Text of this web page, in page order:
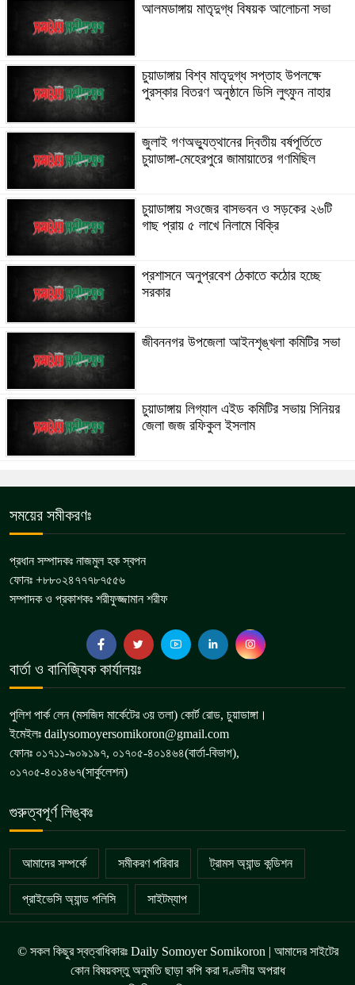
আলমডাঙ্গায় মাতৃদুগ্ধ বিষয়ক আলোচনা সভা
চুয়াডাঙ্গায় বিশ্ব মাতৃদুগ্ধ সপ্তাহ উপলক্ষে
পুরস্কার বিতরণ অনুষ্ঠানে ডিসি লুৎফুন নাহার
জুলাই গণঅভ্যুত্থানের দ্বিতীয় বর্ষপূর্তিতে
চুয়াডাঙ্গা-মেহেরপুরে জামায়াতের গণমিছিল
চুয়াডাঙ্গায় সওজের বাসভবন ও সড়কের ২৬টি
গাছ প্রায় ৫ লাখে নিলামে বিক্রি
প্রশাসনে অনুপ্রবেশ ঠেকাতে কঠোর হচ্ছে
সরকার
জীবননগর উপজেলা আইনশৃঙ্খলা কমিটির সভা
চুয়াডাঙ্গায় লিগ্যাল এইড কমিটির সভায় সিনিয়র
জেলা জজ রফিকুল ইসলাম
সময়ের সমীকরণঃ
প্রধান সম্পাদকঃ নাজমুল হক স্বপন
ফোনঃ +৮৮০২৪৭৭৭৮৭৫৫৬
সম্পাদক ও প্রকাশকঃ শরীফুজ্জামান শরীফ
বার্তা ও বানিজ্যিক কার্যালয়ঃ
পুলিশ পার্ক লেন (মসজিদ মার্কেটের ৩য় তলা) কোর্ট রোড, চুয়াডাঙ্গা।
ইমেইলঃ dailysomoyersomikoron@gmail.com
ফোনঃ ০১৭১১-৯০৯১৯৭, ০১৭০৫-৪০১৪৬৪(বার্তা-বিভাগ),
০১৭০৫-৪০১৪৬৭(সার্কুলেশন)
গুরুত্বপূর্ণ লিঙ্কঃ
আমাদের সম্পর্কে সমীকরণ পরিবার ট্রামস অ্যান্ড কন্ডিশন
প্রাইভেসি অ্যান্ড পলিসি সাইটম্যাপ
© সকল কিছুর স্বত্বাধিকারঃ Daily Somoyer Somikoron | আমাদের সাইটের
কোন বিষয়বস্তু অনুমতি ছাড়া কপি করা দণ্ডনীয় অপরাধ